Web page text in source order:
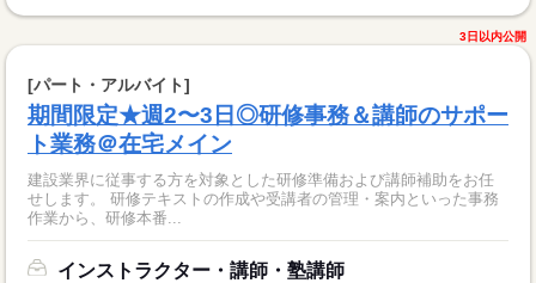
3日以内公開
[パート・アルバイト]
期間限定★週2〜3日◎研修事務＆講師のサポー
ト業務＠在宅メイン
建設業界に従事する方を対象とした研修準備および講師補助をお任
せします。 研修テキストの作成や受講者の管理・案内といった事務
作業から、研修本番...
インストラクター・講師・塾講師